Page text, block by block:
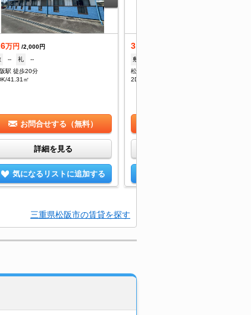
万円 /2,000円
-- 礼
--
駅 徒歩20分
41.31㎡
お問合せする（無料）
詳細を見る
気になるリストに追加する
3.52
敷
松阪駅 徒歩15分
2DK/38.88㎡
三重県松阪市の賃貸を探す